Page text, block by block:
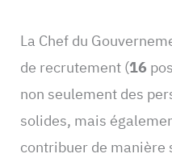
La Chef du
de recrutement (16
non seulement des
solides, mais
contribuer de manière